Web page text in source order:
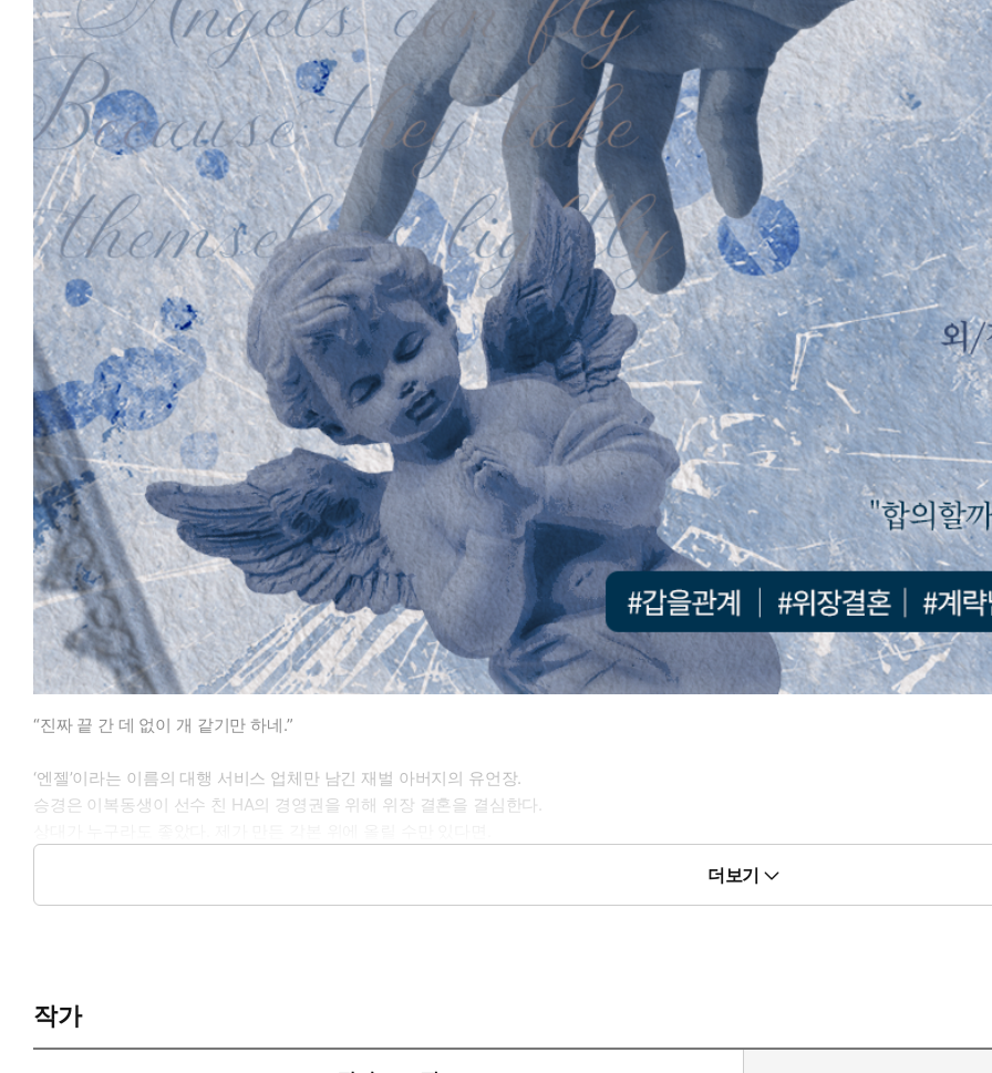
“진짜 끝 간 데 없이 개 같기만 하네.”
‘엔젤’이라는 이름의 대행 서비스 업체만 남긴 재벌 아버지의 유언장.
승경은 이복동생이 선수 친 HA의 경영권을 위해 위장 결혼을 결심한다.
“먼저 과소비를 부추기신 건 그…….”
우수지.
더보기
작가